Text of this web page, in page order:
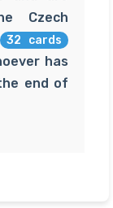
Czech
32 cards
has
end of